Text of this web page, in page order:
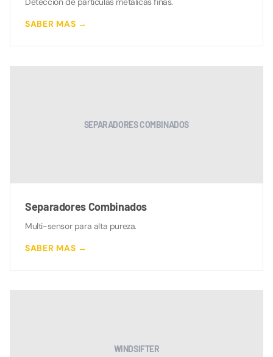
SABER MAS →
SEPARADORES COMBINADOS
Separadores Combinados
Multi-sensor para alta pureza.
SABER MAS →
WINDSIFTER